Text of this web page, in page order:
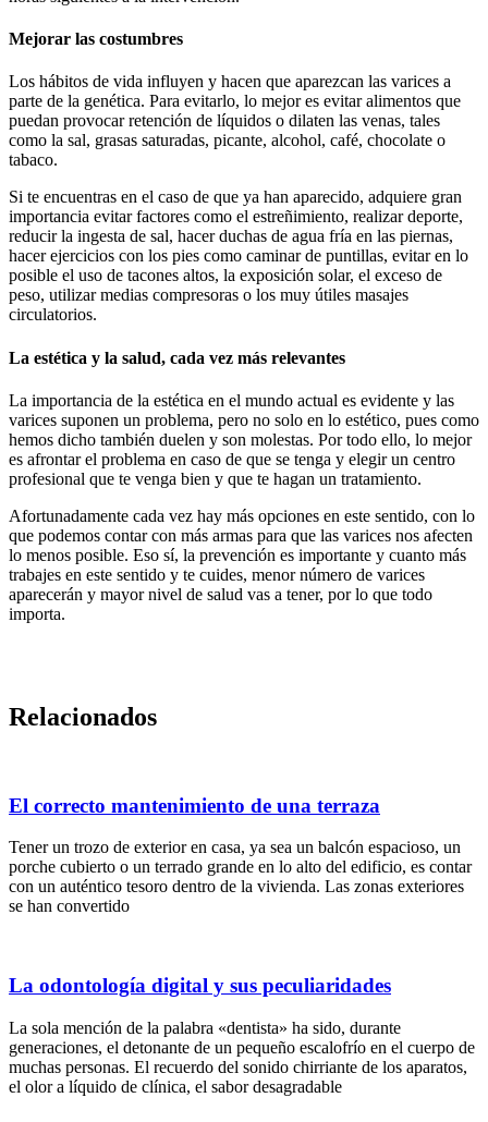
Mejorar las costumbres
Los hábitos de vida influyen y hacen que aparezcan las varices a
parte de la genética. Para evitarlo, lo mejor es evitar alimentos que
puedan provocar retención de líquidos o dilaten las venas, tales
como la sal, grasas saturadas, picante, alcohol, café, chocolate o
tabaco.
Si te encuentras en el caso de que ya han aparecido, adquiere gran
importancia evitar factores como el estreñimiento, realizar deporte,
reducir la ingesta de sal, hacer duchas de agua fría en las piernas,
hacer ejercicios con los pies como caminar de puntillas, evitar en lo
posible el uso de tacones altos, la exposición solar, el exceso de
peso, utilizar medias compresoras o los muy útiles masajes
circulatorios.
La estética y la salud, cada vez más relevantes
La importancia de la estética en el mundo actual es evidente y las
varices suponen un problema, pero no solo en lo estético, pues como
hemos dicho también duelen y son molestas. Por todo ello, lo mejor
es afrontar el problema en caso de que se tenga y elegir un centro
profesional que te venga bien y que te hagan un tratamiento.
Afortunadamente cada vez hay más opciones en este sentido, con lo
que podemos contar con más armas para que las varices nos afecten
lo menos posible. Eso sí, la prevención es importante y cuanto más
trabajes en este sentido y te cuides, menor número de varices
aparecerán y mayor nivel de salud vas a tener, por lo que todo
importa.
Relacionados
El correcto mantenimiento de una terraza
Tener un trozo de exterior en casa, ya sea un balcón espacioso, un
porche cubierto o un terrado grande en lo alto del edificio, es contar
con un auténtico tesoro dentro de la vivienda. Las zonas exteriores
se han convertido
La odontología digital y sus peculiaridades
La sola mención de la palabra «dentista» ha sido, durante
generaciones, el detonante de un pequeño escalofrío en el cuerpo de
muchas personas. El recuerdo del sonido chirriante de los aparatos,
el olor a líquido de clínica, el sabor desagradable